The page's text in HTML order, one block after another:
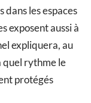
dans les espaces
exposent aussi à
expliquera, au
quel rythme le
protégés